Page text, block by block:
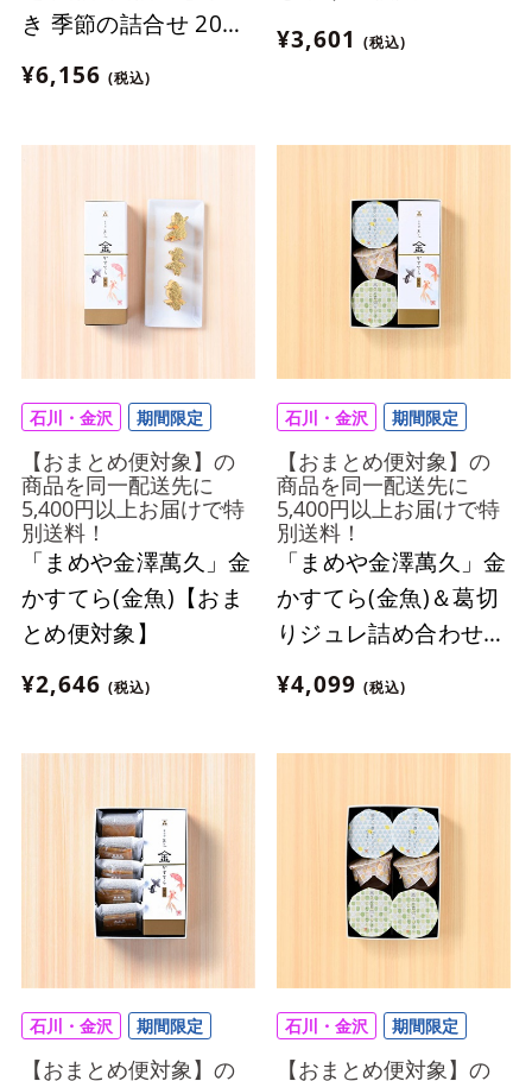
き 季節の詰合せ 20個
入
¥6,156 (税込)
¥3,601
(税込)
石川・金沢 期間限定
【おまとめ便対象】の
商品を同一配送先に
5,400円以上お届けで特
別送料！
「まめや金澤萬久」金
かすてら(金魚)【おま
とめ便対象】
¥2,646 (税込)
石川・金沢 期間限定
【おまとめ便対象】の
商品を同一配送先に
5,400円以上お届けで特
別送料！
「まめや金澤萬久」金
かすてら(金魚)＆葛切
りジュレ詰め合わせ
【おまとめ便対象】
¥4,099 (税込)
石川・金沢 期間限定
【おまとめ便対象】の
石川・金沢 期間限定
【おまとめ便対象】の